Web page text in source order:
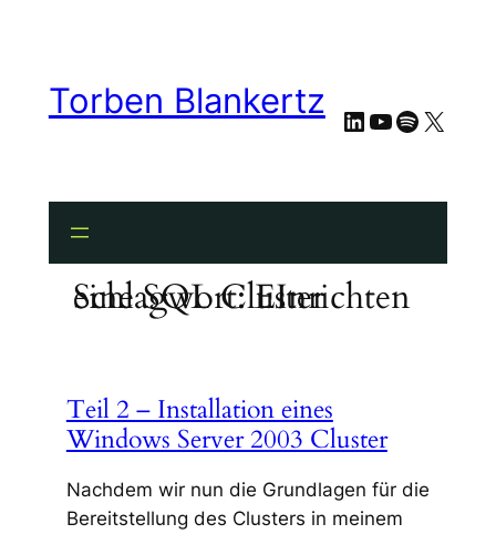
springenTorben Blankertz LinkedIn
YouTube
Spotify
X
Schlagwort:
EInrichten eine SQL Cluster
Teil 2 – Installation eines
Windows Server 2003 Cluster
Nachdem wir nun die Grundlagen für die
Bereitstellung des Clusters in meinem